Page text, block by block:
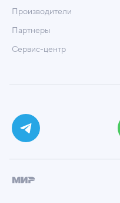
Производители
Партнеры
Сервис-центр